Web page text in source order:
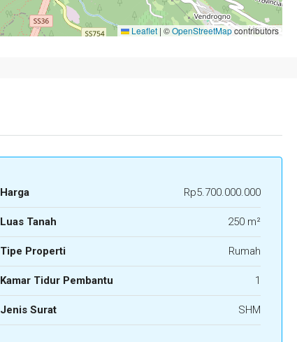
Leaflet | ©OpenStreetMapcontributors
Harga Rp5.700.000.000
Luas Tanah 250 m²
Tipe Properti Rumah
Kamar Tidur Pembantu 1
Jenis Surat SHM